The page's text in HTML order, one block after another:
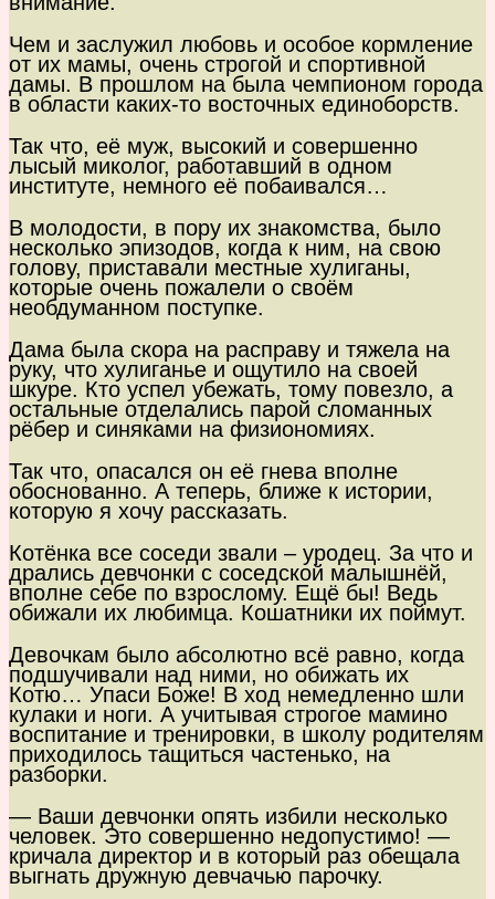
Чем и заслужил любовь и особое кормление
от их мамы, очень строгой и спортивной
дамы. В прошлом на была чемпионом города
в области каких-то восточных единоборств.
Так что, её муж, высокий и совершенно
лысый миколог, работавший в одном
институте, немного её побаивался…
В молодости, в пору их знакомства, было
несколько эпизодов, когда к ним, на свою
голову, приставали местные хулиганы,
которые очень пожалели о своём
необдуманном поступке.
Дама была скора на расправу и тяжела на
руку, что хулиганье и ощутило на своей
шкуре. Кто успел убежать, тому повезло, а
остальные отделались парой сломанных
рёбер и синяками на физиономиях.
Так что, опасался он её гнева вполне
обоснованно. А теперь, ближе к истории,
которую я хочу рассказать.
Котёнка все соседи звали – уродец. За что и
дрались девчонки с соседской малышнёй,
вполне себе по взрослому. Ещё бы! Ведь
обижали их любимца. Кошатники их поймут.
Девочкам было абсолютно всё равно, когда
подшучивали над ними, но обижать их
Котю… Упаси Боже! В ход немедленно шли
кулаки и ноги. А учитывая строгое мамино
воспитание и тренировки, в школу родителям
приходилось тащиться частенько, на
разборки.
— Ваши девчонки опять избили несколько
человек. Это совершенно недопустимо! —
кричала директор и в который раз обещала
выгнать дружную девчачью парочку.